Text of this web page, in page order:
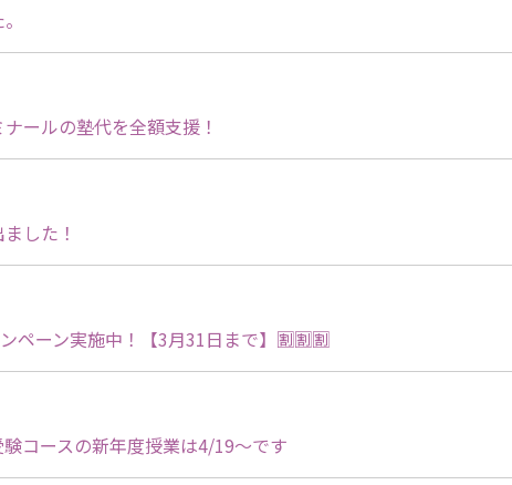
ールの塾代を全額支援！
した！
ペーン実施中！【3月31日まで】🈹🈹🈹
コースの新年度授業は4/19～です